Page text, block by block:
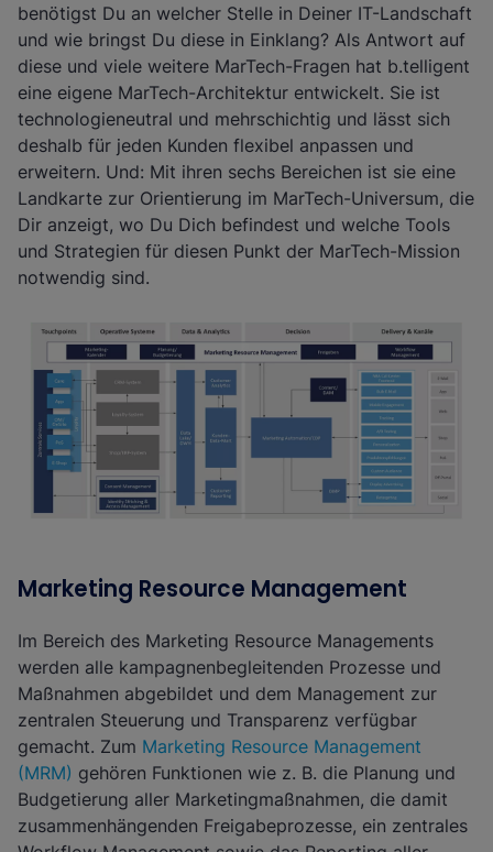
benötigst Du an welcher Stelle in Deiner IT-Landschaft
und wie bringst Du diese in Einklang? Als Antwort auf
diese und viele weitere MarTech-Fragen hat b.telligent
eine eigene MarTech-Architektur entwickelt. Sie ist
technologieneutral und mehrschichtig und lässt sich
deshalb für jeden Kunden flexibel anpassen und
erweitern. Und: Mit ihren sechs Bereichen ist sie eine
Landkarte zur Orientierung im MarTech-Universum, die
Dir anzeigt, wo Du Dich befindest und welche Tools
und Strategien für diesen Punkt der MarTech-Mission
notwendig sind.
Marketing Resource Management
Im Bereich des Marketing Resource Managements
werden alle kampagnenbegleitenden Prozesse und
Maßnahmen abgebildet und dem Management zur
zentralen Steuerung und Transparenz verfügbar
gemacht. Zum Marketing Resource Management
(MRM) gehören Funktionen wie z. B. die Planung und
Budgetierung aller Marketingmaßnahmen, die damit
zusammenhängenden Freigabeprozesse, ein zentrales